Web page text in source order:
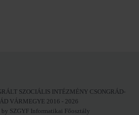
SZOCIÁLIS INTÉZMÉNY CSONGRÁD-
VÁRMEGYE 2016 - 2026
by SZGYF Informatikai Főosztály